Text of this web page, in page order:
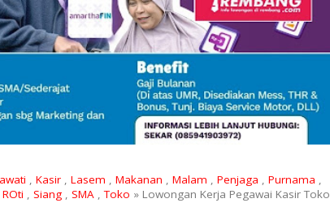
, Kasir , Lasem , Makanan , Malam , Penjaga , Purnama ,
ROti , Siang , SMA ,Toko » Lowongan Kerja Pegawai Kasir Toko